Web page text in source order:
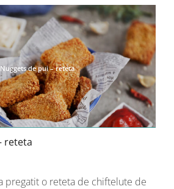
Nuggets de pui – reteta
reteta
pregatit o reteta de chiftelute de